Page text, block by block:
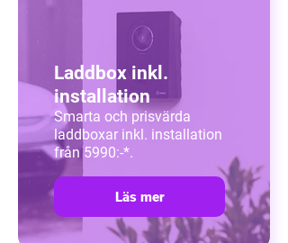
Laddbox inkl.
installation
Smarta och prisvärda
laddboxar inkl. installation
från 5990:-*.
Läs mer